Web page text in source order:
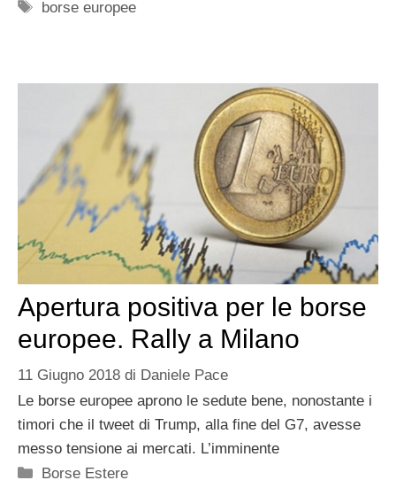
Tag
borse europee
Apertura positiva per le borse
europee. Rally a Milano
11 Giugno 2018 di Daniele Pace
Le borse europee aprono le sedute bene, nonostante i
timori che il tweet di Trump, alla fine del G7, avesse
messo tensione ai mercati. L’imminente
Categorie
Borse Estere